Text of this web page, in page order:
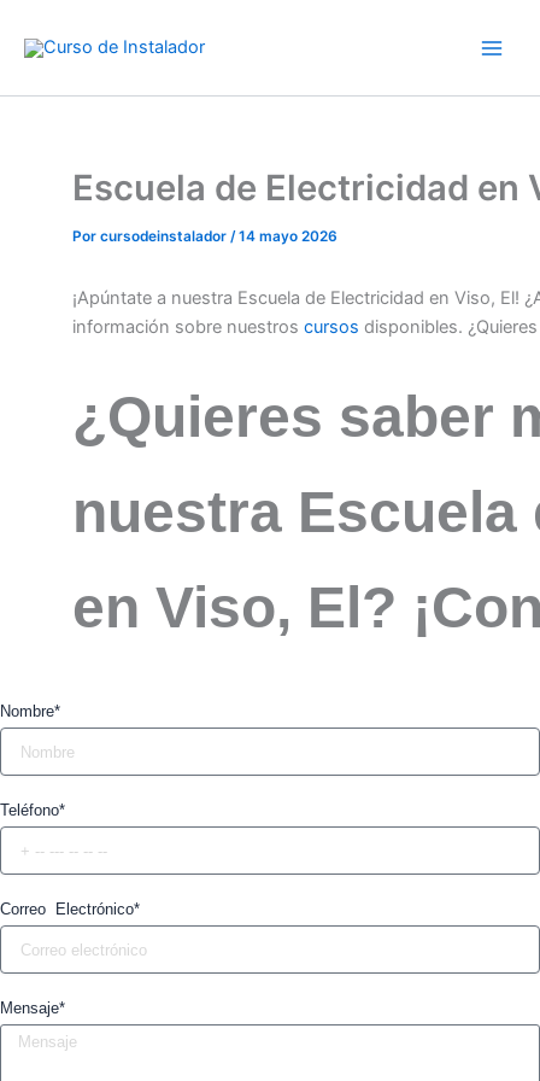
Escuela de Electricidad en
Por cursodeinstalador /14 mayo 2026
¡Apúntate a nuestra Escuela de Electricidad en Viso, El!
información sobre nuestros cursos disponibles.
¿Quieres saber
nuestra
en Viso, El?
Nombre*
Teléfono*
Correo Electrónico*
Mensaje*